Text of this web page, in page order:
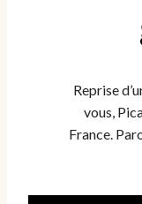
Reprise
vous,
France.